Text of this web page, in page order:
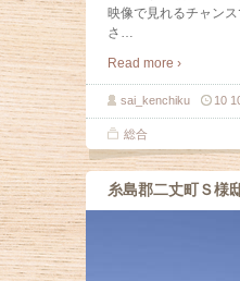
映像で見れるチャン
さ …
Read more ›
sai_kenchiku 10
総合
糸島郡二丈町Ｓ様